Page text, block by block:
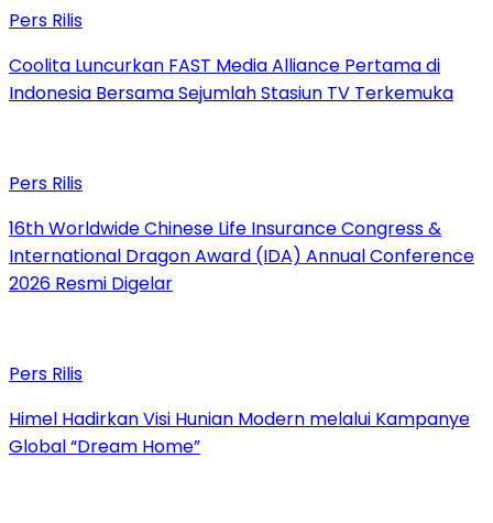
Pers Rilis
Coolita Luncurkan FAST Media Alliance Pertama di
Indonesia Bersama Sejumlah Stasiun TV Terkemuka
Pers Rilis
16th Worldwide Chinese Life Insurance Congress &
International Dragon Award (IDA) Annual Conference
2026 Resmi Digelar
Pers Rilis
Himel Hadirkan Visi Hunian Modern melalui Kampanye
Global “Dream Home”